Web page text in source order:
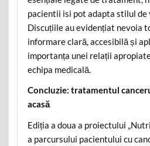
pacientii isi pot adapta stilul de
Discuțiile au evidențiat nevoia
informare clară, accesibilă și
importanța unei relații
echipa medicală.
Concluzie: tratamentul
acasă
Ediția a doua a proiectului
a parcursului pacientului cu